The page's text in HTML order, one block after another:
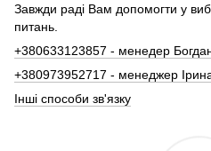
Завжди раді Вам допомогти у
питань.
+380633123857 - менедер
+380973952717 - менеджер
Інші способи зв'язку